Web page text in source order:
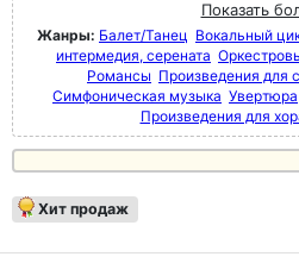
Показать
Жанры: Балет/Танец Вокальный
интермедия, серената
Романсы Произведения для
Симфоническая музыка Увертюра
Произведения для
Хит продаж